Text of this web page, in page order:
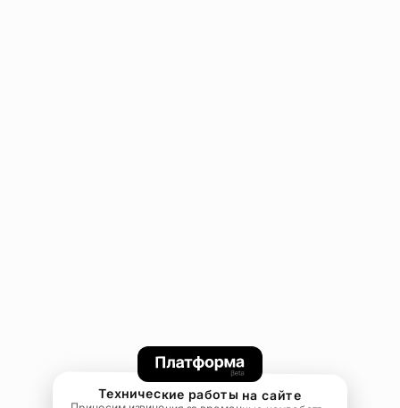
Технические работы на сайте